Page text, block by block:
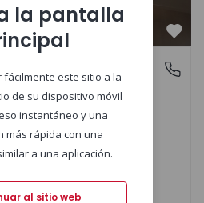
2 4
la pantalla
fácilmente este sitio a la
de su dispositivo móvil
instantáneo y una
más rápida con una
a una aplicación.
al sitio web